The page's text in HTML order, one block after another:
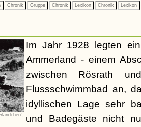
Chronik Gruppe Chronik Lexikon Chronik Lexikon
Im Jahr 1928 legten
Ammerland - einem
zwischen Rösrath
Flussschwimmbad an,
idyllischen Lage sehr
und Badegäste nicht